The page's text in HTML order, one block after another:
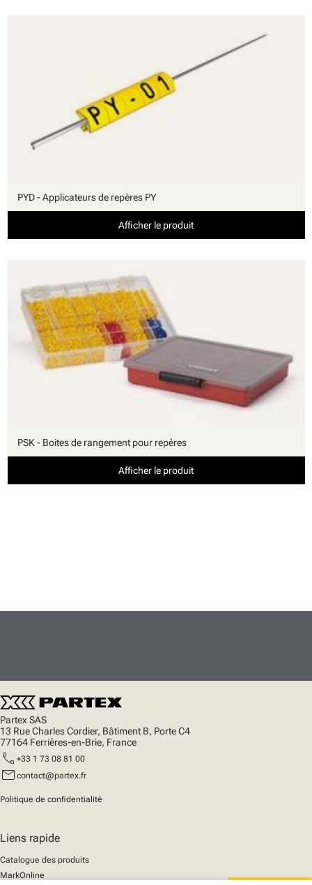
PYD - Applicateurs de repères PY
Afficher le produit
PSK - Boites de rangement pour repères
Afficher le produit
Partex SAS
13 Rue Charles Cordier, Bâtiment B, Porte C4
77164 Ferrières-en-Brie, France
call +33 1 73 08 81 00
mail contact@partex.fr
Politique de confidentialité
Liens rapide
Catalogue des produits
MarkOnline